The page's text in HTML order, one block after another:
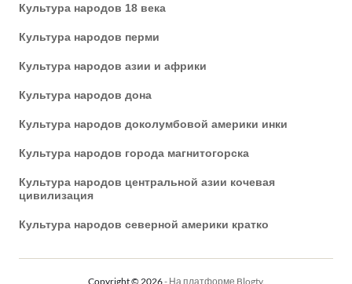
Культура народов 18 века
Культура народов перми
Культура народов азии и африки
Культура народов дона
Культура народов доколумбовой америки инки
Культура народов города магнитогорска
Культура народов центральной азии кочевая
цивилизация
Культура народов северной америки кратко
Copyright © 2026- На платформе Blogty.